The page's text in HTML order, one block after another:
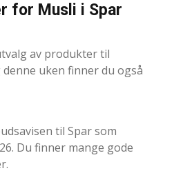
for Musli i Spar
av produkter til
uken finner du også
til Spar som
Du finner mange gode